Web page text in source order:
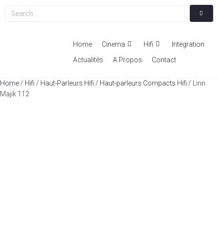
Home Cinema Hifi
Integration
Actualités
A Propos Contact
Home / Hifi / Haut-Parleurs Hifi / Haut-parleurs Compacts Hifi / Linn
Majik 112